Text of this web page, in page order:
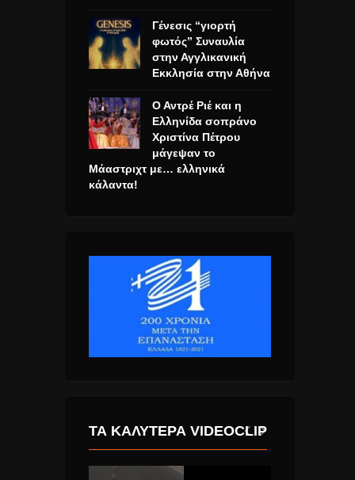
Γένεσις “γιορτή
φωτός” Συναυλία
στην Αγγλικανική
Εκκλησία στην Αθήνα
Ο Αντρέ Ριέ και η
Ελληνίδα σοπράνο
Χριστίνα Πέτρου
μάγεψαν το
Μάαστριχτ με… ελληνικά
κάλαντα!
ΤΑ ΚΑΛΎΤΕΡΑ VIDEOCLIP